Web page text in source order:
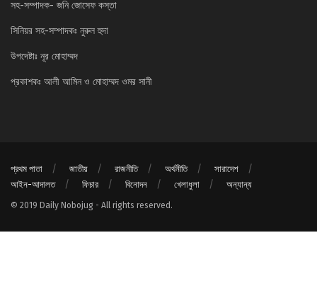
সহ-সম্পাদক- জনি জোসেফ কস্তা
সিনিয়র সহ-সম্পাদকঃ নুরুল হুদা
উপদেষ্টাঃ নূর মোহাম্মদ
প্রকাশকঃ আলী আমিন ও মোহাম্মদ ওমর সানী
প্রথম পাতা জাতীয় রাজনীতি অর্থনীতি
সারাদেশ
আইন-আদালত
ফিচার বিনোদন খেলাধুলা অন্যান্য
© 2019 Daily Nobojug - All rights reserved.